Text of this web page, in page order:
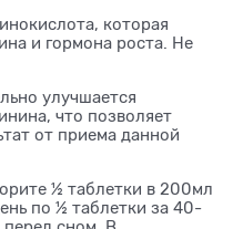
которая
и гормона роста. Не
улучшается
что позволяет
от приема данной
½ таблетки в 200мл
по ½ таблетки за 40-